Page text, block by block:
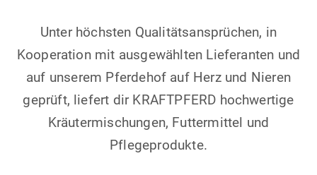
Unter höchsten Qualitätsansprüchen, in
Kooperation mit ausgewählten Lieferanten und
auf unserem Pferdehof auf Herz und Nieren
geprüft, liefert dir KRAFTPFERD hochwertige
Kräutermischungen, Futtermittel und
Pflegeprodukte.